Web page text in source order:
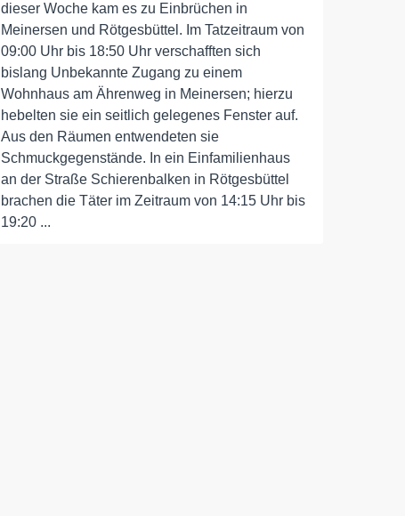
dieser Woche kam es zu Einbrüchen in
Meinersen und Rötgesbüttel. Im Tatzeitraum von
09:00 Uhr bis 18:50 Uhr verschafften sich
bislang Unbekannte Zugang zu einem
Wohnhaus am Ährenweg in Meinersen; hierzu
hebelten sie ein seitlich gelegenes Fenster auf.
Aus den Räumen entwendeten sie
Schmuckgegenstände. In ein Einfamilienhaus
an der Straße Schierenbalken in Rötgesbüttel
brachen die Täter im Zeitraum von 14:15 Uhr bis
19:20 ...